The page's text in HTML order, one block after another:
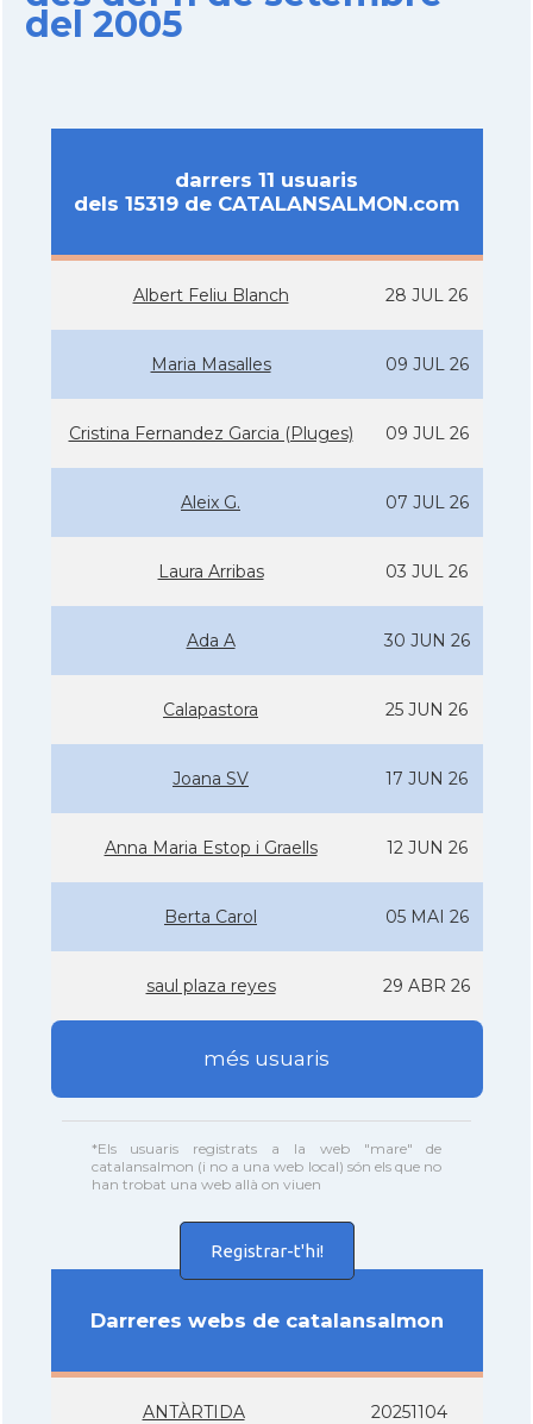
del 2005
darrers 11 usuaris
dels 15319 de CATALANSALMON.com
Albert Feliu Blanch 28 JUL 26
Maria Masalles 09 JUL 26
Cristina Fernandez Garcia (Pluges) 09 JUL 26
Aleix G. 07 JUL 26
Laura Arribas 03 JUL 26
Ada A 30 JUN 26
Calapastora 25 JUN 26
Joana SV 17 JUN 26
Anna Maria Estop i Graells 12 JUN 26
Berta Carol 05 MAI 26
saul plaza reyes 29 ABR 26
més usuaris
*Els usuaris registrats a la web "mare" de
catalansalmon (i no a una web local) són els que no
han trobat una web allà on viuen
Registrar-t'hi!
Darreres webs de catalansalmon
ANTÀRTIDA 20251104